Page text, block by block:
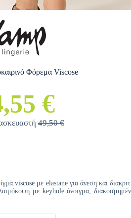
Φόρεμα Viscose
€
49,50 €
viscose με elastane για άνεση και
με keyhole άνοιγμα,